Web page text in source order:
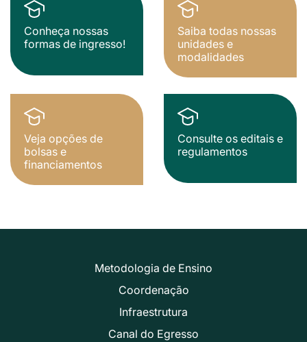
Conheça nossas
formas de ingresso!
Saiba todas nossas
unidades e
modalidades
Veja opções de
bolsas e
financiamentos
Consulte os editais e
regulamentos
Metodologia de Ensino
Coordenação
Infraestrutura
Canal do Egresso